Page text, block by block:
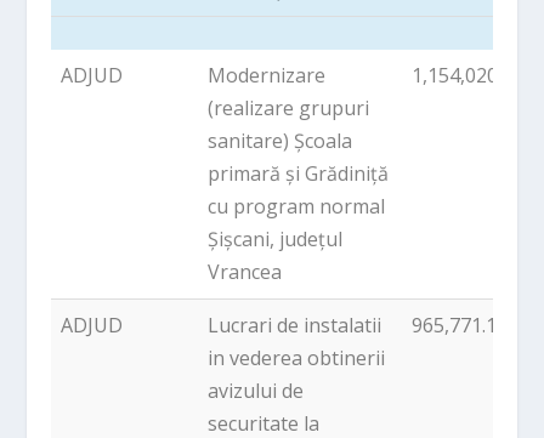
Localitatea
Denumirea
obiectivului de
investiții
Suma (lei)
ADJUD
Modernizare
(realizare grupuri
sanitare) Școala
primară și Grădiniță
cu program normal
Șișcani, județul
Vrancea
1,154,020.00
ADJUD
Lucrari de instalatii
in vederea obtinerii
avizului de
securitate la
965,771.18